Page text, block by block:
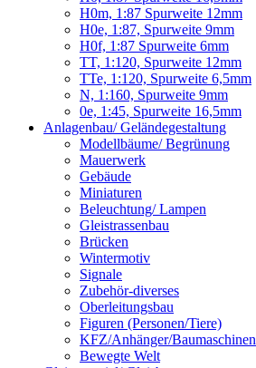
H0m, 1:87 Spurweite 12mm
H0e, 1:87, Spurweite 9mm
H0f, 1:87 Spurweite 6mm
TT, 1:120, Spurweite 12mm
TTe, 1:120, Spurweite 6,5mm
N, 1:160, Spurweite 9mm
0e, 1:45, Spurweite 16,5mm
Anlagenbau/ Geländegestaltung
Modellbäume/ Begrünung
Mauerwerk
Gebäude
Miniaturen
Beleuchtung/ Lampen
Gleistrassenbau
Brücken
Wintermotiv
Signale
Zubehör-diverses
Oberleitungsbau
Figuren (Personen/Tiere)
KFZ/Anhänger/Baumaschinen
Bewegte Welt